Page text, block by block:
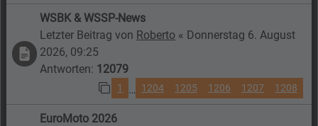
WSBK & WSSP-News
Letzter Beitrag von Roberto « Donnerstag 6. August
2026, 09:25
Antworten: 12079
1 … 1204 1205 1206 1207 1208
EuroMoto 2026